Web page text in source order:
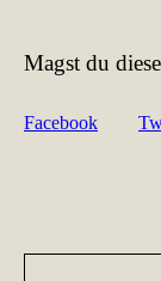
Magst du
Facebook